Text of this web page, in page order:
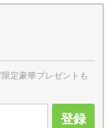
定豪華プレゼントも
登録